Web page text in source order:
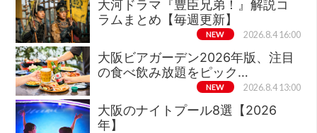
大河ドラマ『豊臣兄弟！』解説コ
ラムまとめ【毎週更新】
NEW 2026.8.4 16:00
大阪ビアガーデン2026年版、注目
の食べ飲み放題をピック…
NEW 2026.8.4 13:00
大阪のナイトプール8選【2026
年】